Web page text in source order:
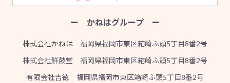
ー かねはグループ ー
株式会社かねは 福岡県福岡市東区箱崎ふ頭5丁目8番2号
株式会社鮮鼓堂 福岡県福岡市東区箱崎ふ頭5丁目8番2号
有限会社吉徳 福岡県福岡市東区箱崎ふ頭5丁目8番2号